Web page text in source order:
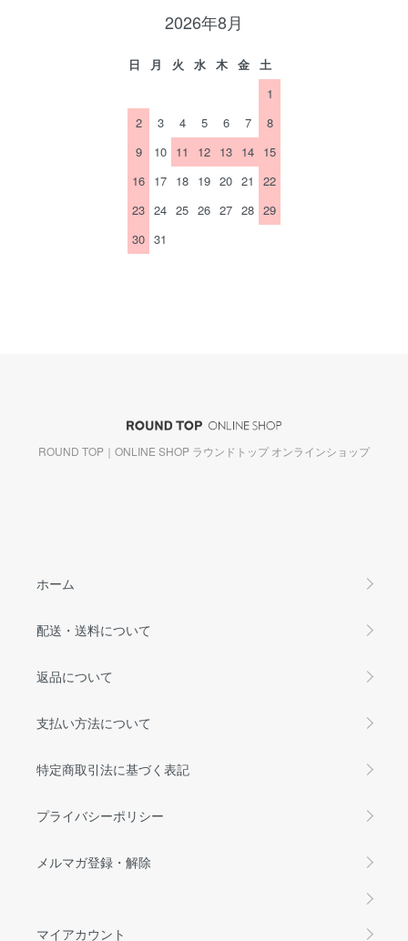
2026年8月
日 月 火 水 木 金 土
1
2
3 4 5 6 7
8
9
10 11 12 13 14 15
16 17 18 19 20 21
22
23 24 25 26 27 28 29
30 31
ROUND TOP｜ONLINE SHOP ラウンドトップ オンラインショップ
ホーム
配送・送料について
返品について
支払い方法について
特定商取引法に基づく表記
プライバシーポリシー
メルマガ登録・解除
マイアカウント